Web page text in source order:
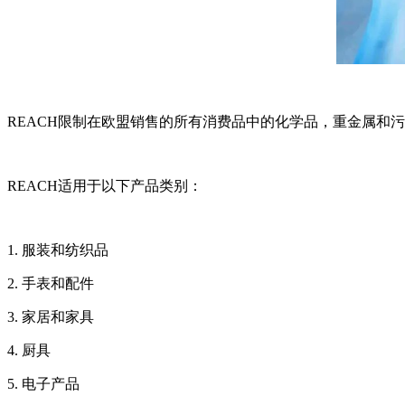
REACH限制在欧盟销售的所有消费品中的化学品，重金属和
REACH适用于以下产品类别：
1. 服装和纺织品
2. 手表和配件
3. 家居和家具
4. 厨具
5. 电子产品